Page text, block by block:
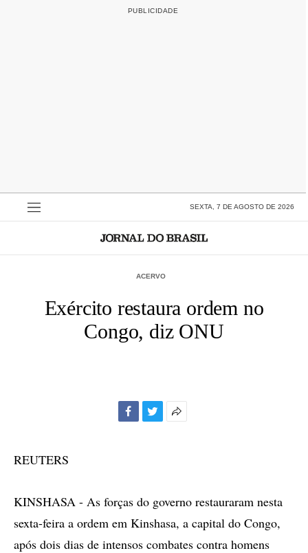
SEXTA, 7 DE AGOSTO DE 2026
ACERVO
Exército restaura ordem no
Congo, diz ONU
REUTERS
KINSHASA - As forças do governo restauraram nesta
sexta-feira a ordem em Kinshasa, a capital do Congo,
após dois dias de intensos combates contra homens